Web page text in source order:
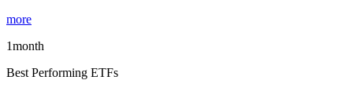
more
1month
Best Performing ETFs